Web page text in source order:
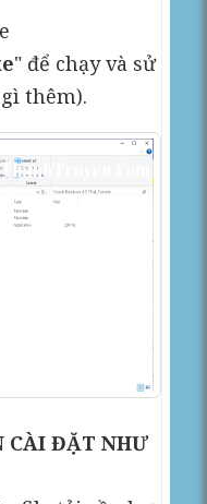
" để chạy và sử
thêm).
CÀI ĐẶT NHƯ